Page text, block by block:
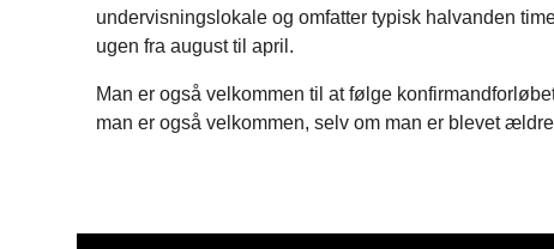
undervisningslokale og omfatter typisk halvanden
ugen fra august til april.
Man er også velkommen til at følge
man er også velkommen, selv om man er blevet